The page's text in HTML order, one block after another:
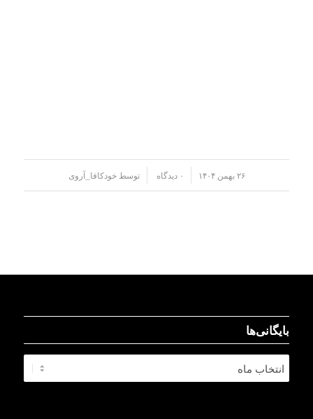
۲۶ بهمن ۱۴۰۴/ ۰ دیدگاه توسطخودکافا_آر‌وی
بایگانی‌ها